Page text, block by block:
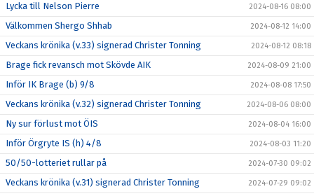
Lycka till Nelson Pierre 2024-08-16 08:00
Välkommen Shergo Shhab 2024-08-12 14:00
Veckans krönika (v.33) signerad Christer Tonning 2024-08-12 08:18
Brage fick revansch mot Skövde AIK 2024-08-09 21:00
Inför IK Brage (b) 9/8 2024-08-08 17:50
Veckans krönika (v.32) signerad Christer Tonning 2024-08-06 08:00
Ny sur förlust mot ÖIS 2024-08-04 16:00
Inför Örgryte IS (h) 4/8 2024-08-03 11:20
50/50-lotteriet rullar på 2024-07-30 09:02
Veckans krönika (v.31) signerad Christer Tonning 2024-07-29 09:02